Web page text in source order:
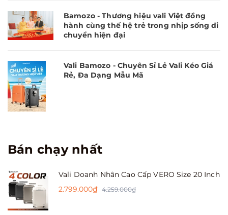
Bamozo - Thương hiệu vali Việt đồng
hành cùng thế hệ trẻ trong nhịp sống di
chuyển hiện đại
Vali Bamozo - Chuyên Sỉ Lẻ Vali Kéo Giá
Rẻ, Đa Dạng Mẫu Mã
Bán chạy nhất
Vali Doanh Nhân Cao Cấp VERO Size 20 Inch
2.799.000₫ 4.259.000₫